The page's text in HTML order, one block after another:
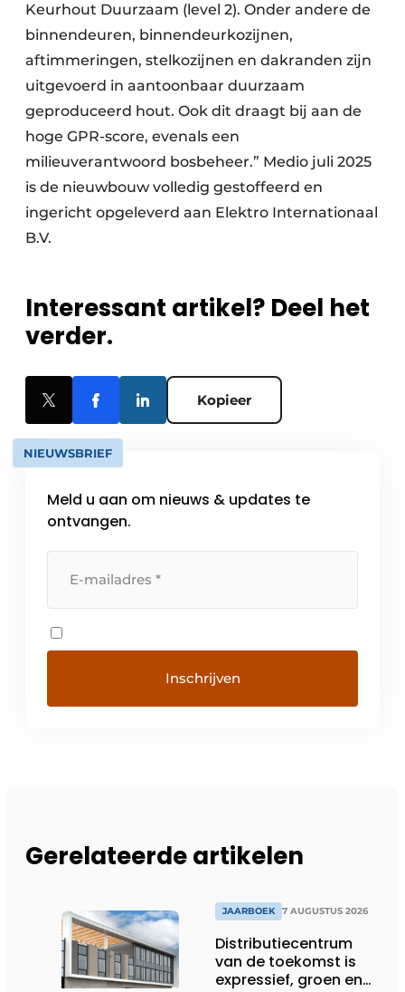
Keurhout Duurzaam (level 2). Onder andere de
binnendeuren, binnendeurkozijnen,
aftimmeringen, stelkozijnen en dakranden zijn
uitgevoerd in aantoonbaar duurzaam
geproduceerd hout. Ook dit draagt bij aan de
hoge GPR-score, evenals een
milieuverantwoord bosbeheer.” Medio juli 2025
is de nieuwbouw volledig gestoffeerd en
ingericht opgeleverd aan Elektro Internationaal
B.V.
Interessant artikel? Deel het
verder.
Kopieer
NIEUWSBRIEF
Meld u aan om nieuws & updates te
ontvangen.
Gerelateerde artikelen
JAARBOEK 7 AUGUSTUS 2026
Distributiecentrum
van de toekomst is
expressief, groen en